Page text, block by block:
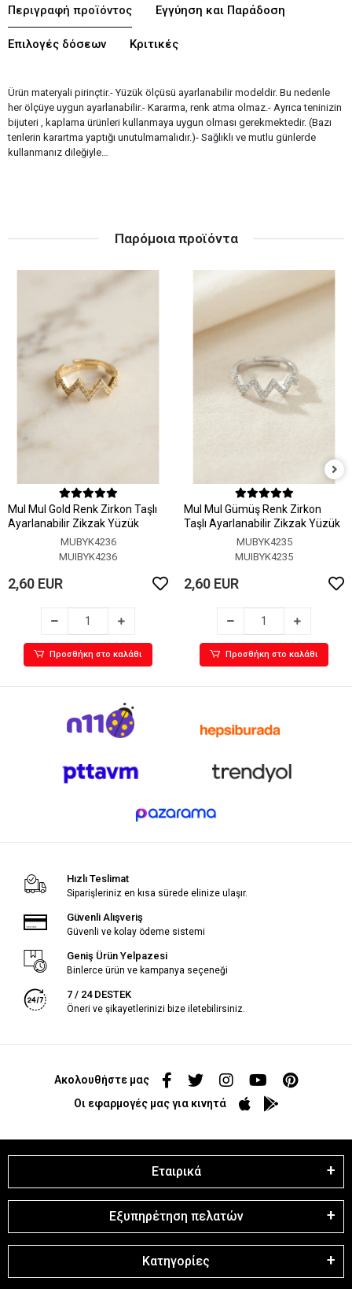
Περιγραφή προϊόντος Εγγύηση και Παράδοση
Επιλογές δόσεων Κριτικές
Ürün materyali pirinçtir.- Yüzük ölçüsü ayarlanabilir modeldir. Bu nedenle
her ölçüye uygun ayarlanabilir.- Kararma, renk atma olmaz.- Ayrıca teninizin
bijuteri , kaplama ürünleri kullanmaya uygun olması gerekmektedir. (Bazı
tenlerin karartma yaptığı unutulmamalıdır.)- Sağlıklı ve mutlu günlerde
kullanmanız dileğiyle…
Παρόμοια προϊόντα
MuI MuI Gold Renk Zirkon Taşlı
Ayarlanabilir Zikzak Yüzük
MUBYK4236
MUIBYK4236
2,60 EUR
Προσθήκη στο καλάθι
MuI MuI Gümüş Renk Zirkon
Taşlı Ayarlanabilir Zikzak Yüzük
MUBYK4235
MUIBYK4235
2,60 EUR
Προσθήκη στο καλάθι
Hızlı Teslimat
Siparişleriniz en kısa sürede elinize ulaşır.
Güvenli Alışveriş
Güvenli ve kolay ödeme sistemi
Geniş Ürün Yelpazesi
Binlerce ürün ve kampanya seçeneği
7 / 24 DESTEK
Öneri ve şikayetlerinizi bize iletebilirsiniz.
Ακολουθήστε μας
Οι εφαρμογές μας για κινητά
Εταιρικά
Εξυπηρέτηση πελατών
Κατηγορίες